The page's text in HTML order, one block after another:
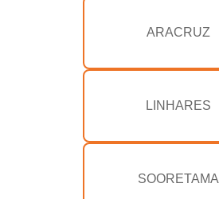
ARACRUZ
LINHARES
SOORETAMA